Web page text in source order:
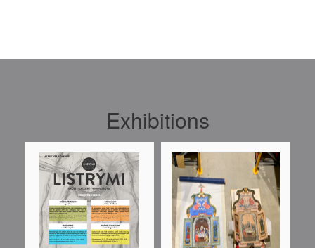
Exhibitions